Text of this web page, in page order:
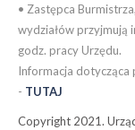
• Zastępca
wydziałów przyjmują
godz. pracy Urzędu.
Informacja
- TUTAJ
Copyright 2021.